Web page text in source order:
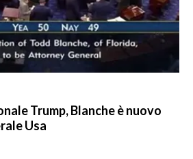
Trump, Blanche è nuovo
Usa